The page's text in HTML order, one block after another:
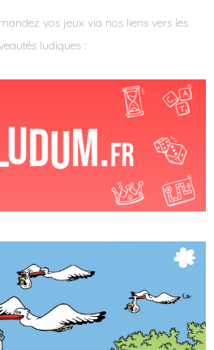
vos jeux via nos liens vers les
ludiques :